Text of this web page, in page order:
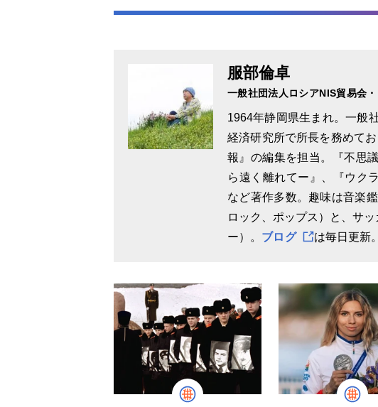
服部倫卓
一般社団法人ロシアNIS貿易会
1964年静岡県生まれ。一般
経済研究所で所長を務めて
報』の編集を担当。『不思
ら遠く離れてー』、『ウク
など著作多数。趣味は音楽
ロック、ポップス）と、サ
ー）。 ブログ は毎日更新。